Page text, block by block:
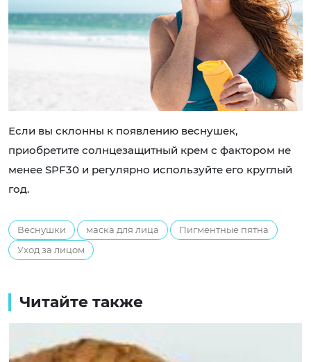
Если вы склонны к появлению веснушек,
приобретите солнцезащитный крем с фактором не
менее SPF30 и регулярно используйте его круглый
год.
Веснушки маска для лица
Пигментные пятна
Уход за лицом
Читайте также